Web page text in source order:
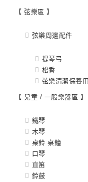
【 弦樂區 】
弦樂周邊配件
提琴弓
松香
弦樂清潔保養
【 兒童 / 一般樂器區 】
鐵琴
木琴
桌鈴 桌鐘
口琴
直笛
鈴鼓